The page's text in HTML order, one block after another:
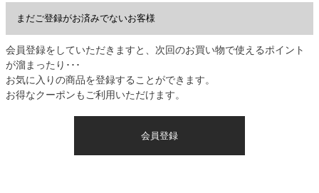
まだご登録がお済みでないお客様
会員登録をしていただきますと、次回のお買い物で使えるポイント
が溜まったり･･･
お気に入りの商品を登録することができます。
お得なクーポンもご利用いただけます。
会員登録